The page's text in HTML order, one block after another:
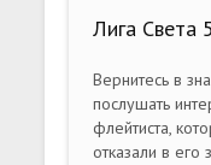
Лига Света
Вернитесь в
послушать
флейтиста,
отказали в его